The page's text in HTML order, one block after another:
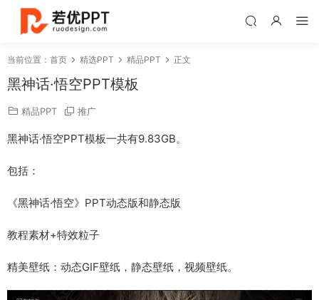
当前位置： 首页 精选PPT 精品PPT 正文
黑神话·悟空PPT模板
精品PPT 推广
黑神话·悟空PPT模板一共有9.83GB。
包括：
《黑神话·悟空》PPT动态版和静态版
教程素材+特效粒子
精美壁纸：动态GIF壁纸，静态壁纸，视频壁纸。